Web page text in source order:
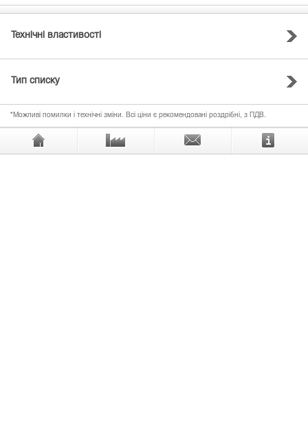
Технічні властивості
Тип списку
*Можливі помилки і технічні зміни. Всі ціни є рекомендовані роздрібні, з ПДВ.